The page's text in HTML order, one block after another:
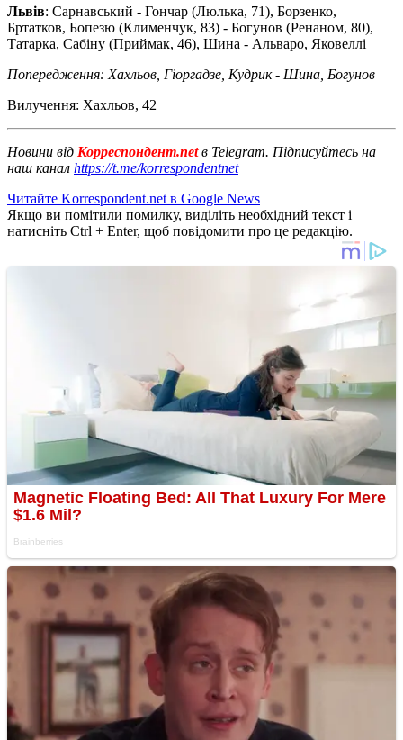
Львів: Сарнавський - Гончар (Люлька, 71), Борзенко,
Бртатков, Бопезю (Клименчук, 83) - Богунов (Ренаном, 80),
Татарка, Сабіну (Приймак, 46), Шина - Альваро, Яковеллі
Попередження: Хахльов, Гіоргадзе, Кудрик - Шина, Богунов
Вилучення: Хахльов, 42
Новини від Корреспондент.netв Telegram. Підписуйтесь на
наш канал https://t.me/korrespondentnet
Читайте Korrespondent.net в Google News
Якщо ви помітили помилку, виділіть необхідний текст і
натисніть Ctrl + Enter, щоб повідомити про це редакцію.